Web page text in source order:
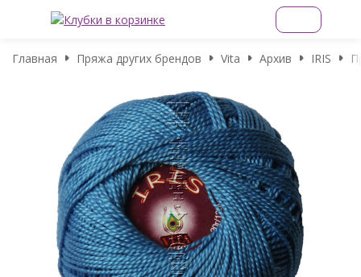
Главная Пряжа других брендов Vita Архив IRIS